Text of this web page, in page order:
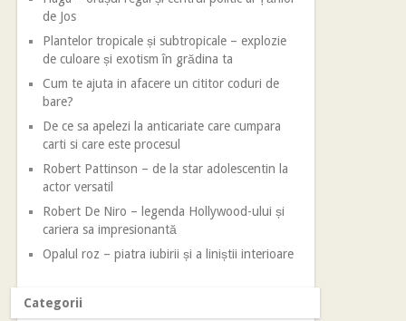
de Jos
Plantelor tropicale și subtropicale – explozie
de culoare și exotism în grădina ta
Cum te ajuta in afacere un cititor coduri de
bare?
De ce sa apelezi la anticariate care cumpara
carti si care este procesul
Robert Pattinson – de la star adolescentin la
actor versatil
Robert De Niro – legenda Hollywood-ului și
cariera sa impresionantă
Opalul roz – piatra iubirii și a liniștii interioare
Categorii